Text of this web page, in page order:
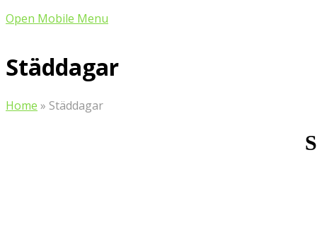
Open Mobile Menu
Städdagar
Home » Städdagar